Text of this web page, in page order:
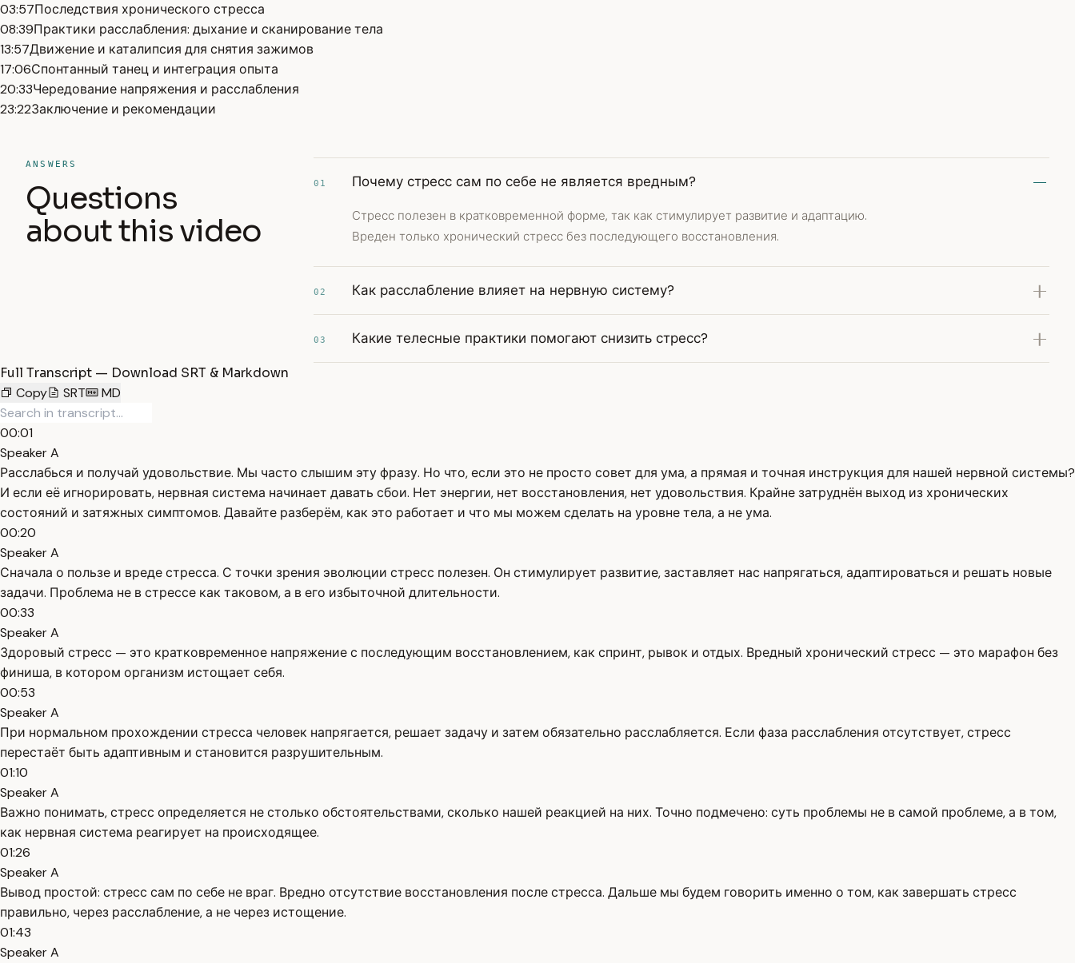
03:57Последствия хронического стресса
08:39Практики расслабления: дыхание и сканирование тела
13:57Движение и каталипсия для снятия зажимов
17:06Спонтанный танец и интеграция опыта
20:33Чередование напряжения и расслабления
23:22Заключение и рекомендации
ANSWERS
Questions
about this video
01 Почему стресс сам по себе не является вредным?
Стресс полезен в кратковременной форме, так как стимулирует развитие и адаптацию.
Вреден только хронический стресс без последующего восстановления.
02 Как расслабление влияет на нервную систему?
03 Какие телесные практики помогают снизить стресс?
Full Transcript — Download SRT & Markdown
Copy
SRT MD
00:01
Speaker A
Расслабься и получай удовольствие. Мы часто слышим эту фразу. Но что, если это не просто совет для ума, а прямая и точная инструкция для нашей нервной системы?
И если её игнорировать, нервная система начинает давать сбои. Нет энергии, нет восстановления, нет удовольствия. Крайне затруднён выход из хронических
состояний и затяжных симптомов. Давайте разберём, как это работает и что мы можем сделать на уровне тела, а не ума.
00:20
Speaker A
Сначала о пользе и вреде стресса. С точки зрения эволюции стресс полезен. Он стимулирует развитие, заставляет нас напрягаться, адаптироваться и решать новые
задачи. Проблема не в стрессе как таковом, а в его избыточной длительности.
00:33
Speaker A
Здоровый стресс — это кратковременное напряжение с последующим восстановлением, как спринт, рывок и отдых. Вредный хронический стресс — это марафон без
финиша, в котором организм истощает себя.
00:53
Speaker A
При нормальном прохождении стресса человек напрягается, решает задачу и затем обязательно расслабляется. Если фаза расслабления отсутствует, стресс
перестаёт быть адаптивным и становится разрушительным.
01:10
Speaker A
Важно понимать, стресс определяется не столько обстоятельствами, сколько нашей реакцией на них. Точно подмечено: суть проблемы не в самой проблеме, а в том,
как нервная система реагирует на происходящее.
01:26
Speaker A
Вывод простой: стресс сам по себе не враг. Вредно отсутствие восстановления после стресса. Дальше мы будем говорить именно о том, как завершать стресс
правильно, через расслабление, а не через истощение.
01:43
Speaker A